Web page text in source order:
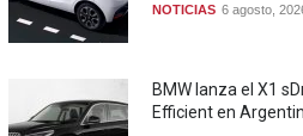
NOTICIAS 6 agosto,
BMW lanza el X1
Efficient en